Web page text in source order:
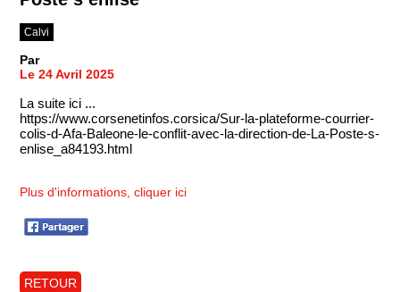
Calvi
Par
Le 24 Avril 2025
La suite ici ...
https://www.corsenetinfos.corsica/Sur-la-plateforme-courrier-
colis-d-Afa-Baleone-le-conflit-avec-la-direction-de-La-Poste-s-
enlise_a84193.html
Plus d'informations, cliquer ici
RETOUR